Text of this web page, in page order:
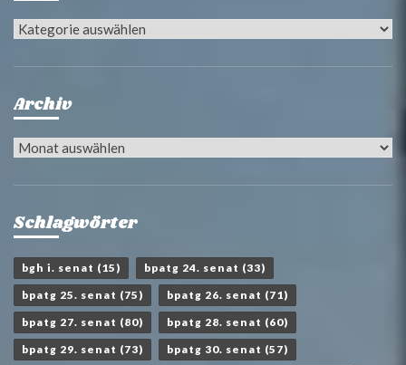
Kategorien
Archiv
Archiv
Schlagwörter
bgh i. senat (15) bpatg 24. senat (33)
bpatg 25. senat (75) bpatg 26. senat (71)
bpatg 27. senat (80) bpatg 28. senat (60)
bpatg 29. senat (73) bpatg 30. senat (57)